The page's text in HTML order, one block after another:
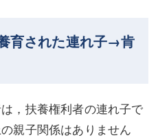
育された連れ子→肯
，扶養権利者の連れ子で
親子関係はありません